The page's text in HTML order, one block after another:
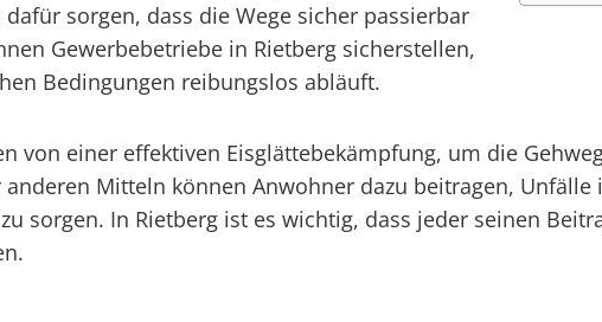
sorgen, dass die Wege sicher passierbar
Gewerbebetriebe in Rietberg sicherstellen,
Bedingungen reibungslos abläuft.
von einer effektiven Eisglättebekämpfung, um die
Mitteln können Anwohner dazu beitragen,
sorgen. In Rietberg ist es wichtig, dass jeder seinen